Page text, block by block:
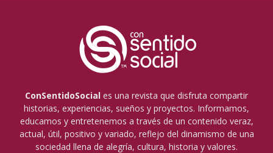
ConSentidoSocial es una revista que disfruta compartir
historias, experiencias, sueños y proyectos. Informamos,
educamos y entretenemos a través de un contenido veraz,
actual, útil, positivo y variado, reflejo del dinamismo de una
sociedad llena de alegría, cultura, historia y valores.